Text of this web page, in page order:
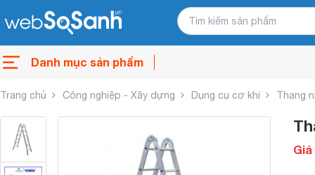
Danh mục sản phẩm
Trang chủ Công nghiệp - Xây dựng Dụng cụ cơ khí Thang
Giá